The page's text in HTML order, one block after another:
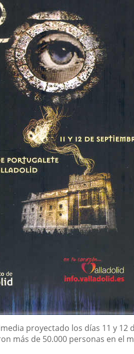
proyectado los días 11 y 12
más de 50.000 personas en el